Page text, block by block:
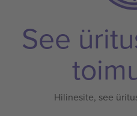
See
Hilinesite, see